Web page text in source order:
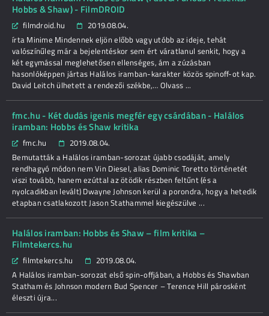
Hobbs & Shaw) - FilmDROID
filmdroid.hu
2019.08.04.
írta Minime Mindennek eljön előbb vagy utóbb az ideje, tehát
valószínűleg már a bejelentéskor sem ért váratlanul senkit, hogy a
két egymással meglehetősen ellenséges, ám a zúzásban
hasonlóképpen jártas Halálos iramban-karakter közös spinoff-ot kap.
David Leitch ülhetett a rendezői székbe,… Olvass ...
fmc.hu - Két dudás igenis megfér egy csárdában - Halálos
iramban: Hobbs és Shaw kritika
fmc.hu
2019.08.04.
Bemutatták a Halálos iramban-sorozat újabb csodáját, amely
rendhagyó módon nem Vin Diesel, alias Dominic Toretto történetét
viszi tovább, hanem ezúttal az ötödik részben feltűnt (és a
nyolcadikban levált) Dwayne Johnson kerül a porondra, hogy a hetedik
etapban csatlakozott Jason Stathammel kiegészülve ...
Halálos iramban: Hobbs és Shaw – film kritika –
Filmtekercs.hu
filmtekercs.hu
2019.08.04.
A Halálos iramban-sorozat első spin-offjában, a Hobbs és Shawban
Statham és Johnson modern Bud Spencer – Terence Hill párosként
éleszti újra...